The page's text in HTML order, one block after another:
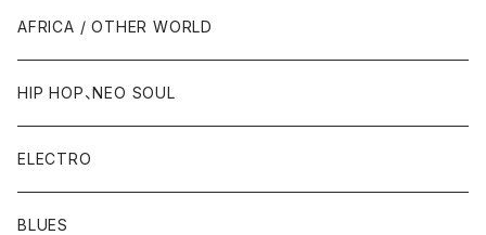
AFRICA / OTHER WORLD
HIP HOP、NEO SOUL
ELECTRO
BLUES